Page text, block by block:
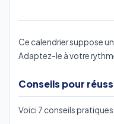
Ce calendrier suppose
Adaptez-le à votre
Conseils pour
Voici 7 conseils